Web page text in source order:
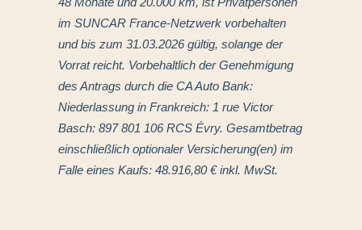
im SUNCAR France-Netzwerk vorbehalten
und bis zum 31.03.2026 gültig, solange der
Vorrat reicht. Vorbehaltlich der Genehmigung
des Antrags durch die CA Auto Bank:
Niederlassung in Frankreich: 1 rue Victor
Basch: 897 801 106 RCS Évry. Gesamtbetrag
einschließlich optionaler Versicherung(en) im
Falle eines Kaufs: 48.916,80 € inkl. MwSt.